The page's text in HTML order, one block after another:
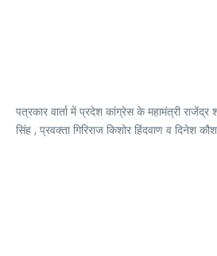
पत्रकार वार्ता में प्रदेश कांग्रेस के महामंत्री राजेंद्र
सिंह , प्रवक्ता गिरिराज किशोर हिंदवाण व दिनेश